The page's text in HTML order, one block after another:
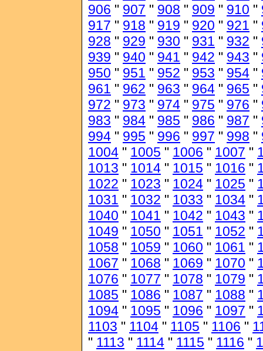
906 " 907 " 908 " 909 " 910 "
917 " 918 " 919 " 920 " 921 "
928 " 929 " 930 " 931 " 932 "
939 " 940 " 941 " 942 " 943 "
950 " 951 " 952 " 953 " 954 "
961 " 962 " 963 " 964 " 965 "
972 " 973 " 974 " 975 " 976 "
983 " 984 " 985 " 986 " 987 "
994 " 995 " 996 " 997 " 998 "
1004 " 1005 " 1006 " 1007 "
1013 " 1014 " 1015 " 1016 "
1022 " 1023 " 1024 " 1025 "
1031 " 1032 " 1033 " 1034 "
1040 " 1041 " 1042 " 1043 "
1049 " 1050 " 1051 " 1052 "
1058 " 1059 " 1060 " 1061 "
1067 " 1068 " 1069 " 1070 "
1076 " 1077 " 1078 " 1079 "
1085 " 1086 " 1087 " 1088 "
1094 " 1095 " 1096 " 1097 "
1103 " 1104 " 1105 " 1106 "
" 1113 " 1114 " 1115 " 1116 "